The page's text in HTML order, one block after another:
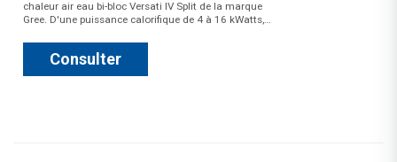
chaleur air eau bi-bloc Versati IV Split de la marque
Gree. D'une puissance calorifique de 4 à 16 kWatts,…
Consulter